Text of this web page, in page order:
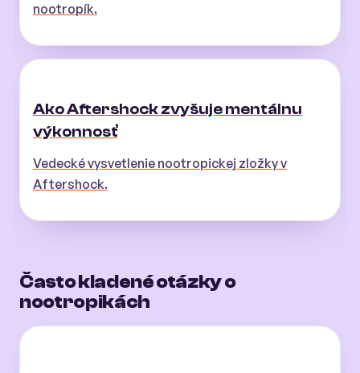
nootropík.
Ako Aftershock zvyšuje mentálnu
výkonnosť
Vedecké vysvetlenie nootropickej zložky v
Aftershock.
Často kladené otázky o
nootropikách